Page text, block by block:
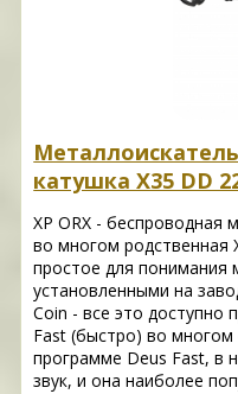
катушка X35 DD
XP ORX - беспроводная
во многом родственная
простое для понимания
установленными на
Coin - все это доступно
Fast (быстро) во
программе Deus Fast, в
звук, и она наиболее